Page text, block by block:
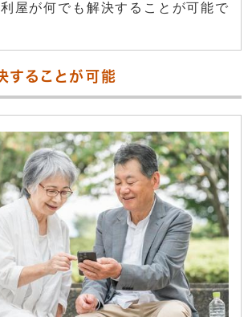
屋が何でも解決することが可能で
することが可能